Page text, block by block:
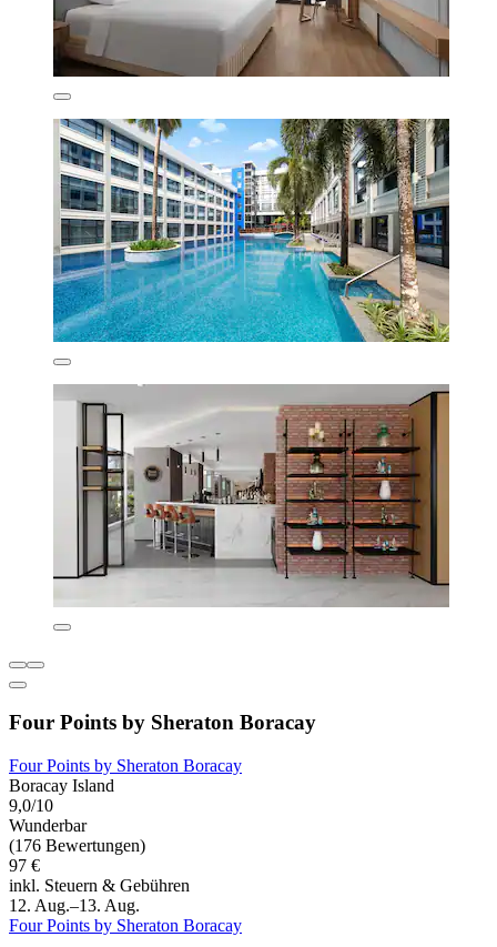
Four Points by Sheraton Boracay
Four Points by Sheraton Boracay
Boracay Island
9,0/10
Wunderbar
(176 Bewertungen)
97 €
inkl. Steuern & Gebühren
12. Aug.–13. Aug.
Four Points by Sheraton Boracay